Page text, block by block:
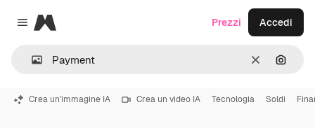
Close menu
Magnific
CancellaCerca
Prezzi Accedi
Crea un'immagine IA Crea un video IA Tecnologia Soldi